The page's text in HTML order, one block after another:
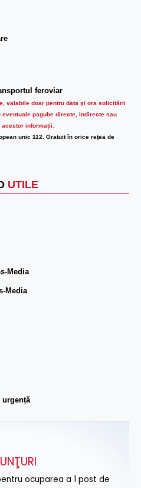
feroviar
valabile doar pentru data şi ora solicitării
eventuale pagube directe, indirecte sau
informații.
unic 112. Gratuit în orice reţea de
UTILE
Media
Media
ocuparea a 1 post de